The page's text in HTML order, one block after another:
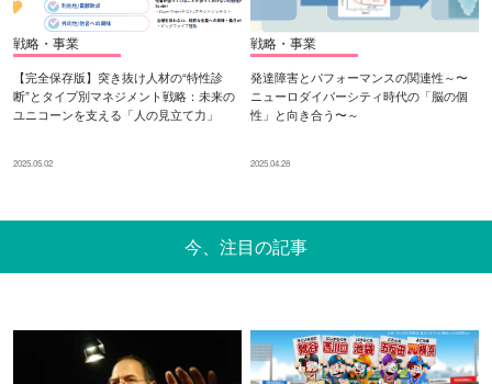
戦略・事業
【完全保存版】突き抜け人材の“特性診
断”とタイプ別マネジメント戦略：未来の
ユニコーンを支える「人の見立て力」
2025.05.02
戦略・事業
発達障害とパフォーマンスの関連性～〜
ニューロダイバーシティ時代の「脳の個
性」と向き合う〜～
2025.04.28
今、注目の記事